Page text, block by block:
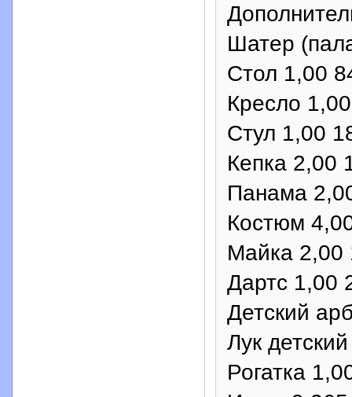
Шатер
Стол 1,00
Кресло
Стул 1,00
Кепка 2,00
Панама
Костюм
Майка 2,00
Дартс 1,00
Детский
Лук
Рогатка